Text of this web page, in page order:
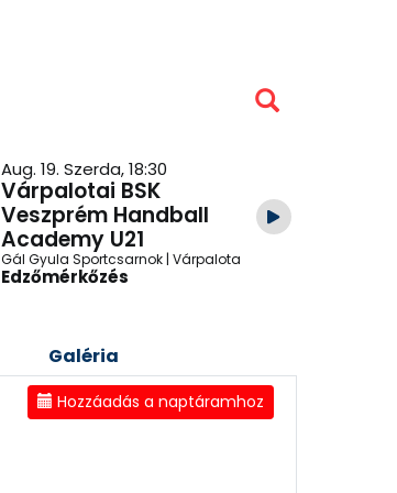
Aug. 19. Szerda, 18:30
Várpalotai BSK
Veszprém Handball
Academy U21
Gál Gyula Sportcsarnok | Várpalota
Edzőmérkőzés
Galéria
Hozzáadás a naptáramhoz